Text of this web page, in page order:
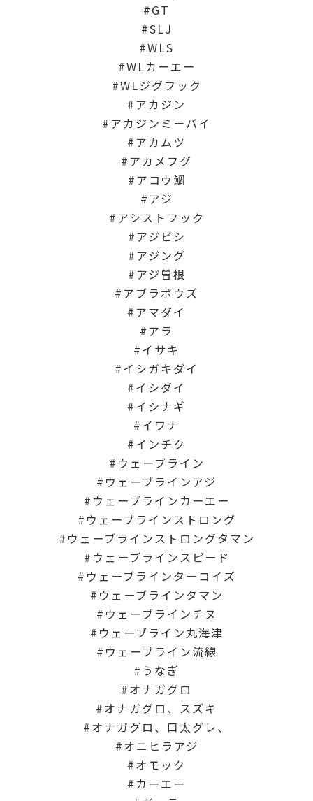
GT
SLJ
WLS
WLカーエー
WLジグフック
アカジン
アカジンミーバイ
アカムツ
アカメフグ
アコウ鯛
アジ
アシストフック
アジビシ
アジング
アジ曽根
アブラボウズ
アマダイ
アラ
イサキ
イシガキダイ
イシダイ
イシナギ
イワナ
インチク
ウェーブライン
ウェーブラインアジ
ウェーブラインカーエー
ウェーブラインストロング
ウェーブラインストロングタマン
ウェーブラインスピード
ウェーブラインターコイズ
ウェーブラインタマン
ウェーブラインチヌ
ウェーブライン丸海津
ウェーブライン流線
うなぎ
オナガグロ
オナガグロ、スズキ
オナガグロ、口太グレ、
オニヒラアジ
オモック
カーエー